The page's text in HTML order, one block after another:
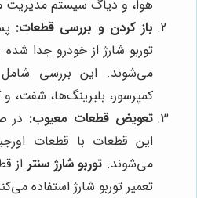
هوا، و دیاگ سیستم مدیریت
باز کردن و بررسی قطعات:
توربو شارژ از خودرو جدا
می‌شوند. این بررسی
کمپرسور، بلبرینگ‌ها، شفت،
تعویض قطعات معیوب: در
این قطعات با قطعات
می‌شوند. توربو شارژ سنتر از
تعمیر توربو شارژ استفاده